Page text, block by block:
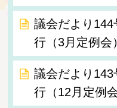
議会だより
行（3月定例会）
議会だより
行（12月定例会